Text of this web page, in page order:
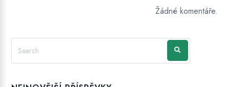
Žádné komentáře.